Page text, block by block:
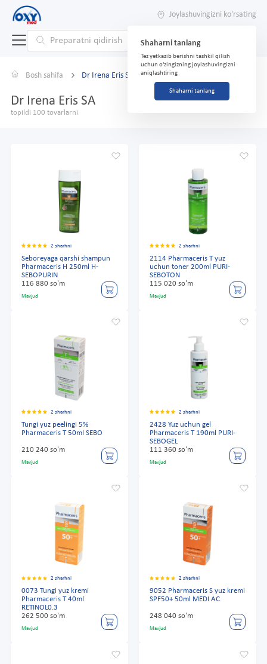
Joylashuvingizni ko'rsating
Shaharni tanlang
Tez yetkazib berishni tashkil qilish
uchun o'zingizning joylashuvingizni
aniqlashtiring
Shaharni tanlang
Bosh sahifa Dr Irena Eris SA
Dr Irena Eris SA
topildi 100 tovarlarni
2 sharhni
Seboreyaga qarshi shampun
Pharmaceris H 250ml H-
SEBOPURIN
116 880 so'm
Mavjud
2 sharhni
2114 Pharmaceris T yuz
uchun toner 200ml PURI-
SEBOTON
115 020 so'm
Mavjud
2 sharhni
Tungi yuz peelingi 5%
Pharmaceris T 50ml SEBO
210 240 so'm
Mavjud
2 sharhni
2428 Yuz uchun gel
Pharmaceris T 190ml PURI-
SEBOGEL
111 360 so'm
Mavjud
2 sharhni
0073 Tungi yuz kremi
Pharmaceris T 40ml
RETINOL0.3
262 500 so'm
Mavjud
2 sharhni
9052 Pharmaceris S yuz kremi
SPF50+ 50ml MEDI AC
248 040 so'm
Mavjud